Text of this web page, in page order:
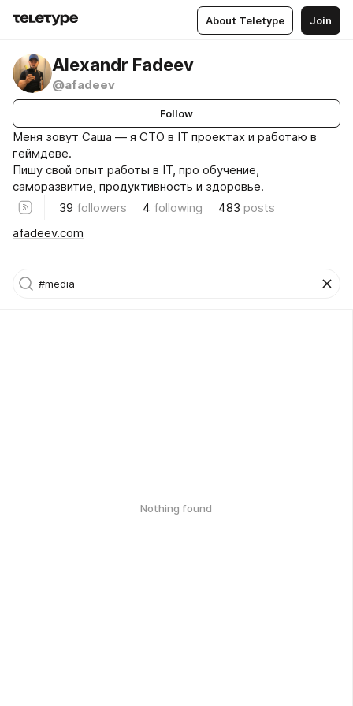
About Teletype Join
Alexandr Fadeev
@afadeev
Follow
Меня зовут Саша — я CTO в IT проектах и работаю в
геймдеве.
Пишу свой опыт работы в IT, про обучение,
саморазвитие, продуктивность и здоровье.
39 followers 4 following 483 posts
afadeev.com
Nothing found